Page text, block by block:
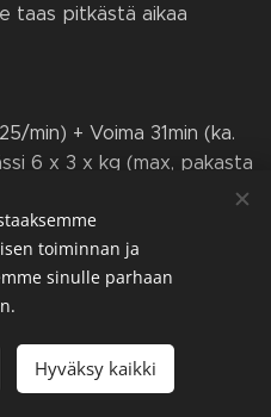
taas pitkästä aikaa
min) + Voima 31min (ka.
6 x 3 x kg (max, pakasta
146/min).
toiminnan ja
sinulle parhaan
Hyväksy kaikki